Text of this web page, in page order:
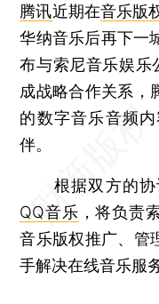
腾讯近期在音乐版
华纳音乐后再下一
布与索尼音乐娱乐
成战略合作关系，
的数字音乐音频
伴。
根据双方的协
QQ音乐 ，将负责
音乐版权推广、管
手解决在线音乐服